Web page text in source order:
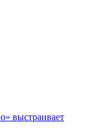
выстраивает